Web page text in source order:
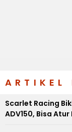
ARTIKEL
Scarlet Racing
ADV150, Bisa